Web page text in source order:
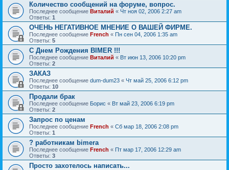
Количество сообщений на форуме, вопрос.
Последнее сообщение Виталий « Чт ноя 02, 2006 2:27 am
Ответы: 1
ОЧЕНЬ НЕГАТИВНОЕ МНЕНИЕ О ВАШЕЙ ФИРМЕ.
Последнее сообщение French « Пн сен 04, 2006 1:35 am
Ответы: 5
С Днем Рождения BIMER !!!
Последнее сообщение Виталий « Вт июн 13, 2006 10:20 pm
Ответы: 2
ЗАКАЗ
Последнее сообщение dum-dum23 « Чт май 25, 2006 6:12 pm
Ответы: 10
Продали брак
Последнее сообщение Борис « Вт май 23, 2006 6:19 pm
Ответы: 2
Запрос по ценам
Последнее сообщение French « Сб мар 18, 2006 2:08 pm
Ответы: 1
? работникам bimera
Последнее сообщение French « Пт мар 17, 2006 12:29 am
Ответы: 3
Просто захотелось написать...